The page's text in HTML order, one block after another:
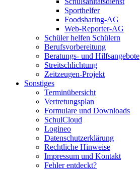
Sporthelfer
Foodsharing-AG
Web-Reporter-AG
Schüler helfen Schülern
Berufsvorbereitung
Beratungs- und Hilfsangebote
Streitschlichtung
Zeitzeugen-Projekt
Sonstiges
Terminübersicht
Vertretungsplan
Formulare und Downloads
SchulCloud
Logineo
Datenschutzerklärung
Rechtliche Hinweise
Impressum und Kontakt
Fehler entdeckt?